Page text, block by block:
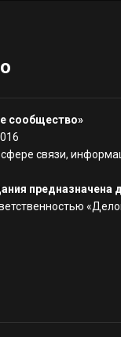
сообщество»
связи,
предназначена